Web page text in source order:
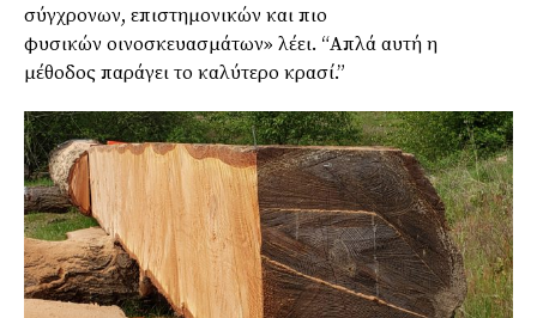
σύγχρονων, επιστημονικών και πιο
φυσικών οινοσκευασμάτων» λέει. “Απλά αυτή η
μέθοδος παράγει το καλύτερο κρασί.”